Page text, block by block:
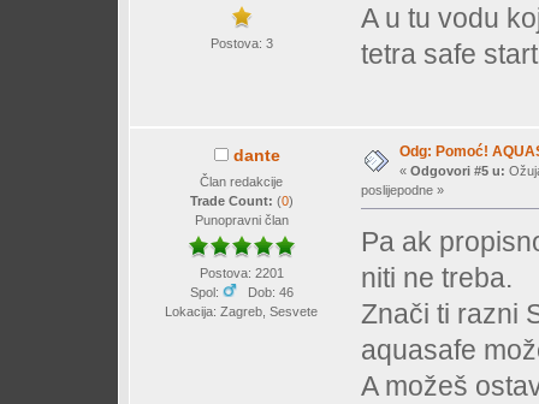
Postova: 3
A u tu vodu
tetra safe
dante
Član redakcije
Trade Count: (0)
Punopravni član
Postova: 2201
Spol:
Dob: 46
Lokacija: Zagreb, Sesvete
Odg: Pomoć!
« Odgovori #5 u:
poslijepodne »
Pa ak
niti ne treba.
Znači ti razni
aquasafe
A možeš